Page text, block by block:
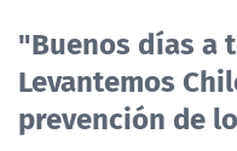
ACTUALIDAD Y
"Buenos días a
Levantemos
prevención de